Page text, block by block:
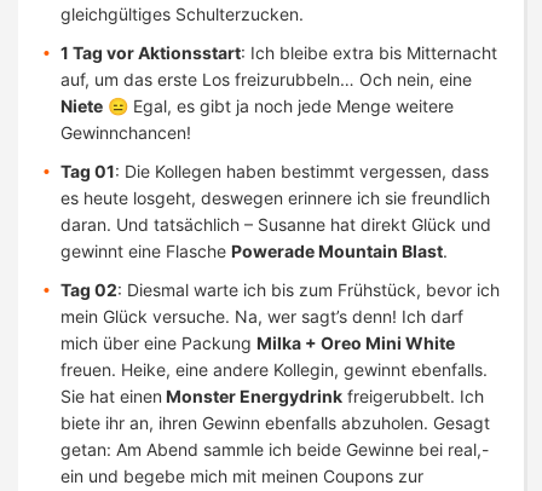
gleichgültiges Schulterzucken.
1 Tag vor Aktionsstart: Ich bleibe extra bis Mitternacht
auf, um das erste Los freizurubbeln… Och nein, eine
Niete 😑 Egal, es gibt ja noch jede Menge weitere
Gewinnchancen!
Tag 01: Die Kollegen haben bestimmt vergessen, dass
es heute losgeht, deswegen erinnere ich sie freundlich
daran. Und tatsächlich – Susanne hat direkt Glück und
gewinnt eine Flasche Powerade Mountain Blast.
Tag 02: Diesmal warte ich bis zum Frühstück, bevor ich
mein Glück versuche. Na, wer sagt’s denn! Ich darf
mich über eine Packung Milka + Oreo Mini White
freuen. Heike, eine andere Kollegin, gewinnt ebenfalls.
Sie hat einen Monster Energydrink freigerubbelt. Ich
biete ihr an, ihren Gewinn ebenfalls abzuholen. Gesagt
getan: Am Abend sammle ich beide Gewinne bei real,-
ein und begebe mich mit meinen Coupons zur